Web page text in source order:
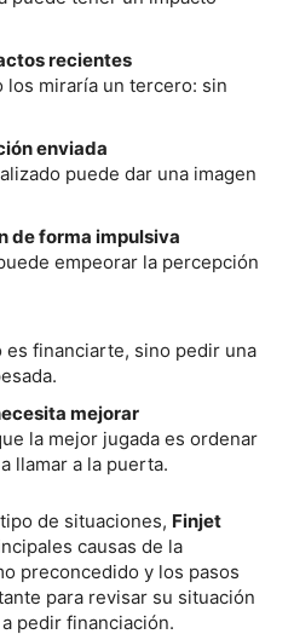
recientes
los miraría un tercero: sin
enviada
puede dar una imagen
de forma impulsiva
empeorar la percepción
es financiarte, sino pedir una
mejorar
la mejor jugada es ordenar
llamar a la puerta.
de situaciones, Finjet
causas de la
preconcedido y los pasos
para revisar su situación
pedir financiación.